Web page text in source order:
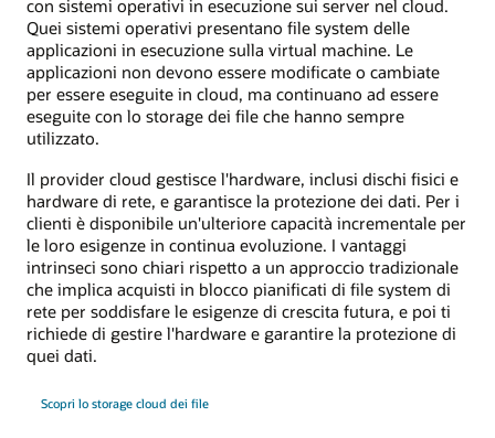
con sistemi operativi in esecuzione sui server nel cloud.
Quei sistemi operativi presentano file system delle
applicazioni in esecuzione sulla virtual machine. Le
applicazioni non devono essere modificate o cambiate
per essere eseguite in cloud, ma continuano ad essere
eseguite con lo storage dei file che hanno sempre
utilizzato.
Il provider cloud gestisce l'hardware, inclusi dischi fisici e
hardware di rete, e garantisce la protezione dei dati. Per i
clienti è disponibile un'ulteriore capacità incrementale per
le loro esigenze in continua evoluzione. I vantaggi
intrinseci sono chiari rispetto a un approccio tradizionale
che implica acquisti in blocco pianificati di file system di
rete per soddisfare le esigenze di crescita futura, e poi ti
richiede di gestire l'hardware e garantire la protezione di
quei dati.
Scopri lo storage cloud dei file